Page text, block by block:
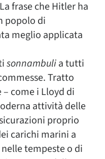
frase che Hitler ha
popolo di
meglio applicata
sonnambulia tutti
Tratto
come i Lloyd di
attività delle
proprio
carichi marini a
tempeste o di